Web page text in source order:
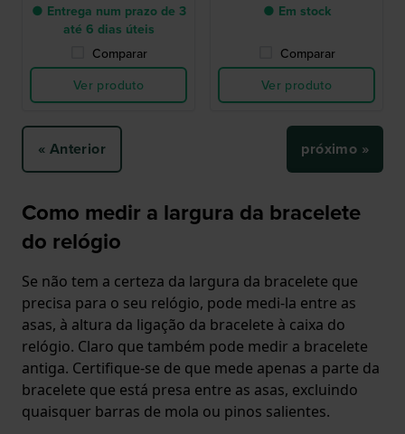
● Entrega num prazo de 3
até 6 dias úteis
Comparar
Ver produto
● Em stock
Comparar
Ver produto
« Anterior próximo »
Como medir a largura da bracelete
do relógio
Se não tem a certeza da largura da bracelete que
precisa para o seu relógio, pode medi-la entre as
asas, à altura da ligação da bracelete à caixa do
relógio. Claro que também pode medir a bracelete
antiga. Certifique-se de que mede apenas a parte da
bracelete que está presa entre as asas, excluindo
quaisquer barras de mola ou pinos salientes.